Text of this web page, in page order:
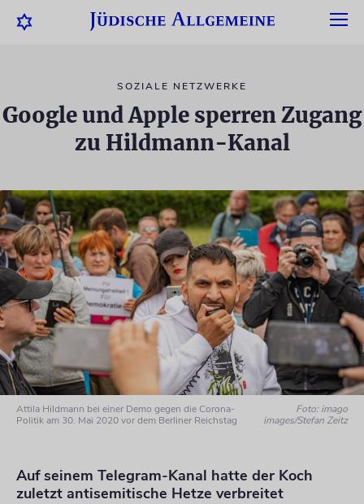
SOZIALE NETZWERKE
Google und Apple sperren Zugang
zu Hildmann-Kanal
Attila Hildmann bei einer Demo gegen die Corona-
Politik am 30. Mai 2020 vor dem Berliner Reichstag
Foto: imago
images/Stefan Zeitz
Auf seinem Telegram-Kanal hatte der Koch
zuletzt antisemitische Hetze verbreitet